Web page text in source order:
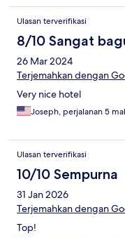
Ulasan terverifikasi
8/10 Sangat
26 Mar 2024
Terjemahkan dengan
Very nice hotel
Joseph, perjalanan 5
Ulasan terverifikasi
10/10 Sempurna
31 Jan 2026
Terjemahkan dengan
Top!